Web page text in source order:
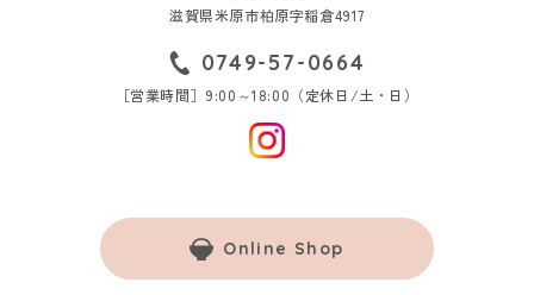
滋賀県米原市柏原字稲倉4917
0749-57-0664
［営業時間］9:00～18:00（定休日/土・日）
Online Shop